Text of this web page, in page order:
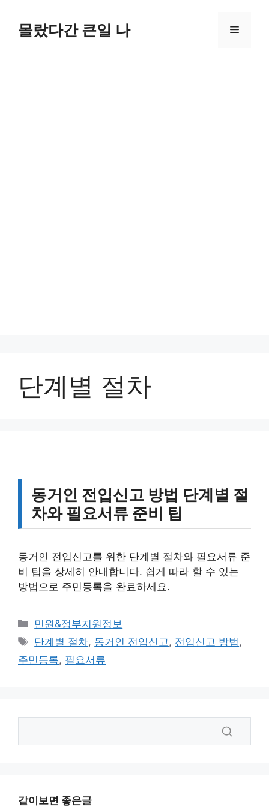
몰랐다간 큰일 나 메
단계별 절차
동거인 전입신고 방법 단계별 절
차와 필요서류 준비 팁
동거인 전입신고를 위한 단계별 절차와 필요서류 준
비 팁을 상세히 안내합니다. 쉽게 따라 할 수 있는
방법으로 주민등록을 완료하세요.
카
테
리
민원&정부지원정보
태
그
단계별 절차, 동거인 전입신고, 전입신고 방법,
주민등록, 필요서류
같이보면 좋은글